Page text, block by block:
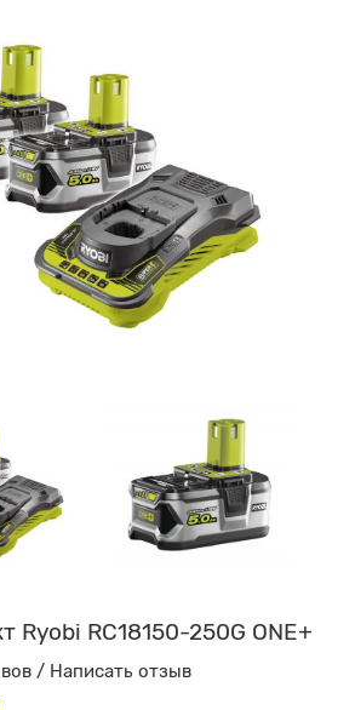
Ryobi RC18150-250G ONE+
/ Написать отзыв